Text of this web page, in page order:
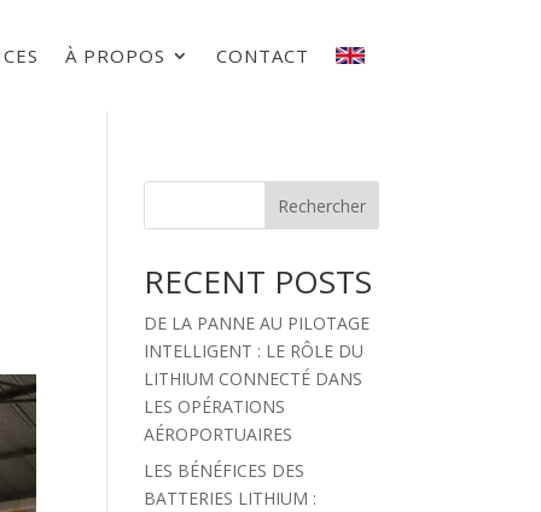
À PROPOS CONTACT
Rechercher
RECENT POSTS
DE LA PANNE AU PILOTAGE
INTELLIGENT : LE RÔLE DU
LITHIUM CONNECTÉ DANS
LES OPÉRATIONS
AÉROPORTUAIRES
LES BÉNÉFICES DES
BATTERIES LITHIUM :